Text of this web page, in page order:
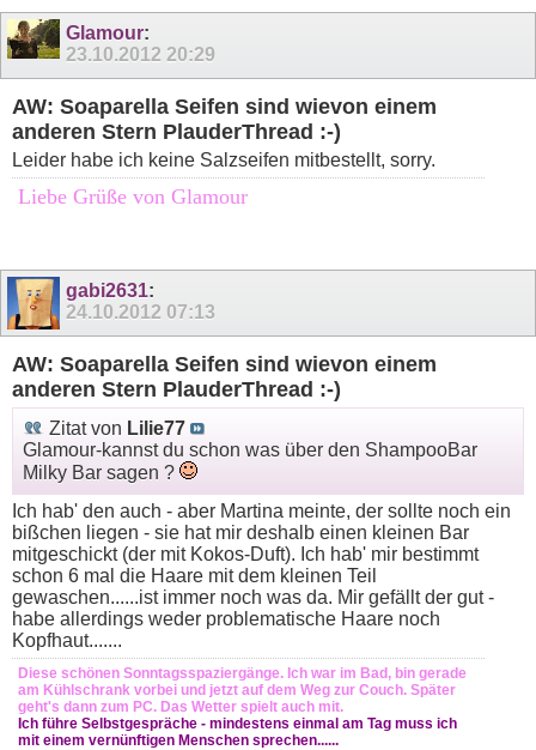
Glamour:
23.10.2012 20:29
AW: Soaparella Seifen sind wievon einem
anderen Stern PlauderThread :-)
Leider habe ich keine Salzseifen mitbestellt, sorry.
Liebe Grüße von Glamour
gabi2631:
24.10.2012 07:13
AW: Soaparella Seifen sind wievon einem
anderen Stern PlauderThread :-)
Zitat von Lilie77
Glamour-kannst du schon was über den ShampooBar
Milky Bar sagen ?
Ich hab' den auch - aber Martina meinte, der sollte noch ein
bißchen liegen - sie hat mir deshalb einen kleinen Bar
mitgeschickt (der mit Kokos-Duft). Ich hab' mir bestimmt
schon 6 mal die Haare mit dem kleinen Teil
gewaschen......ist immer noch was da. Mir gefällt der gut -
habe allerdings weder problematische Haare noch
Kopfhaut.......
Diese schönen Sonntagsspaziergänge. Ich war im Bad, bin gerade
am Kühlschrank vorbei und jetzt auf dem Weg zur Couch. Später
geht's dann zum PC. Das Wetter spielt auch mit.
Ich führe Selbstgespräche - mindestens einmal am Tag muss ich
mit einem vernünftigen Menschen sprechen......